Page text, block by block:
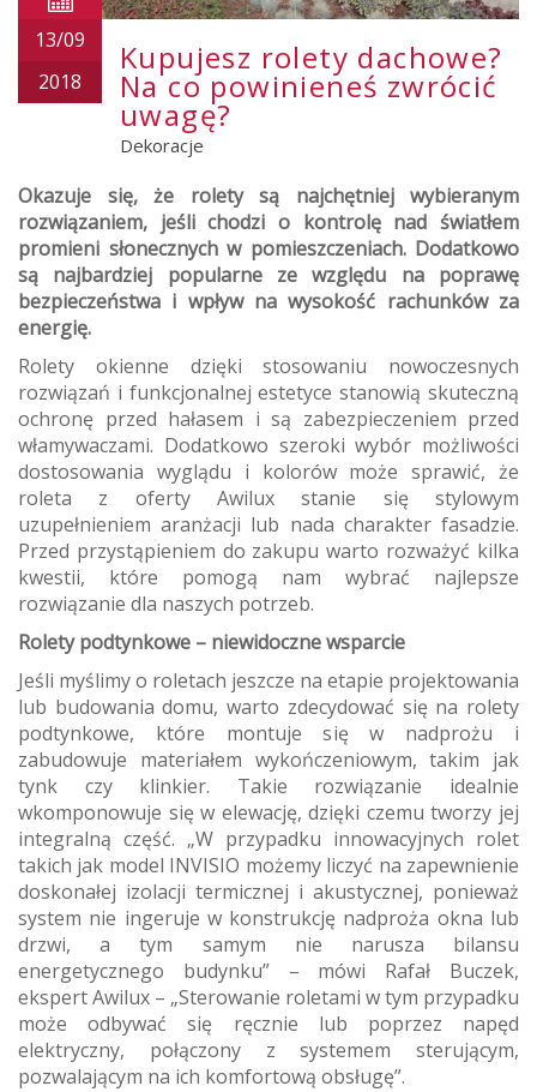
13/09
2018
Kupujesz rolety dachowe?
Na co powinieneś zwrócić
uwagę?
Dekoracje
Okazuje się, że rolety są najchętniej wybieranym
rozwiązaniem, jeśli chodzi o kontrolę nad światłem
promieni słonecznych w pomieszczeniach. Dodatkowo
są najbardziej popularne ze względu na poprawę
bezpieczeństwa i wpływ na wysokość rachunków za
energię.
Rolety okienne dzięki stosowaniu nowoczesnych
rozwiązań i funkcjonalnej estetyce stanowią skuteczną
ochronę przed hałasem i są zabezpieczeniem przed
włamywaczami. Dodatkowo szeroki wybór możliwości
dostosowania wyglądu i kolorów może sprawić, że
roleta z oferty Awilux stanie się stylowym
uzupełnieniem aranżacji lub nada charakter fasadzie.
Przed przystąpieniem do zakupu warto rozważyć kilka
kwestii, które pomogą nam wybrać najlepsze
rozwiązanie dla naszych potrzeb.
Rolety podtynkowe – niewidoczne wsparcie
Jeśli myślimy o roletach jeszcze na etapie projektowania
lub budowania domu, warto zdecydować się na rolety
podtynkowe, które montuje się w nadprożu i
zabudowuje materiałem wykończeniowym, takim jak
tynk czy klinkier. Takie rozwiązanie idealnie
wkomponowuje się w elewację, dzięki czemu tworzy jej
integralną część. „W przypadku innowacyjnych rolet
takich jak model INVISIO możemy liczyć na zapewnienie
doskonałej izolacji termicznej i akustycznej, ponieważ
system nie ingeruje w konstrukcję nadproża okna lub
drzwi, a tym samym nie narusza bilansu
energetycznego budynku” – mówi Rafał Buczek,
ekspert Awilux – „Sterowanie roletami w tym przypadku
może odbywać się ręcznie lub poprzez napęd
elektryczny, połączony z systemem sterującym,
pozwalającym na ich komfortową obsługę”.